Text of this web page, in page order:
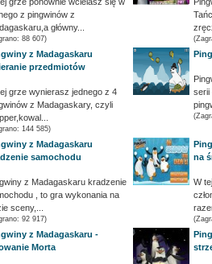
z pingwinów z
główny...
88 607)
z Madagaskaru
przedmiotów
grze wynierasz jednego z 4
z Madagaskary, czyli
144 585)
serii
z Madagaskaru
samochodu
z Madagaskaru kradzenie
, to gra wykonania na
sceny,...
92 917)
na
W
z Madagaskaru -
Morta